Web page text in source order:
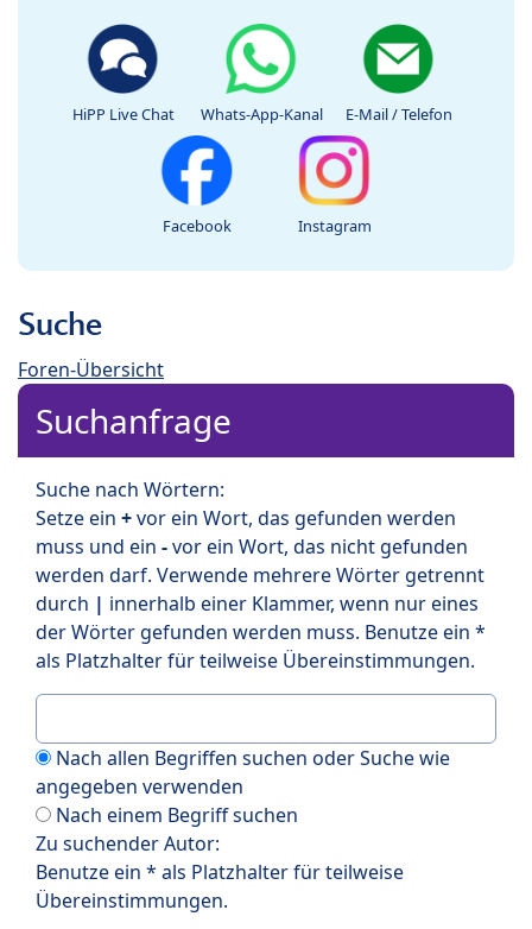
HiPP Live Chat Whats-App-Kanal E-Mail / Telefon
Facebook Instagram
Suche
Foren-Übersicht
Suchanfrage
Suche nach Wörtern:
Setze ein +vor ein Wort, das gefunden werden
muss und ein -vor ein Wort, das nicht gefunden
werden darf. Verwende mehrere Wörter getrennt
durch | innerhalb einer Klammer, wenn nur eines
der Wörter gefunden werden muss. Benutze ein *
als Platzhalter für teilweise Übereinstimmungen.
Nach allen Begriffen suchen oder Suche wie
angegeben verwenden
Nach einem Begriff suchen
Zu suchender Autor:
Benutze ein * als Platzhalter für teilweise
Übereinstimmungen.